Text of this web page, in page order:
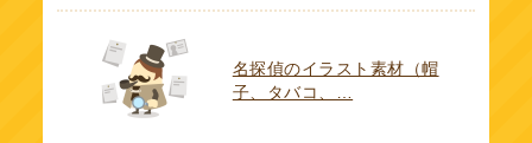
名探偵のイラスト素材（帽
子、タバコ、…